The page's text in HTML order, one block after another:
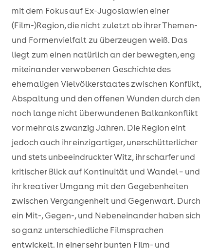
mit dem Fokus auf Ex-Jugoslawien einer
(Film-)Region, die nicht zuletzt ob ihrer Themen-
und Formenvielfalt zu überzeugen weiß. Das
liegt zum einen natürlich an der bewegten, eng
miteinander verwobenen Geschichte des
ehemaligen Vielvölkerstaates zwischen Konflikt,
Abspaltung und den offenen Wunden durch den
noch lange nicht überwundenen Balkankonflikt
vor mehr als zwanzig Jahren. Die Region eint
jedoch auch ihr einzigartiger, unerschütterlicher
und stets unbeeindruckter Witz, ihr scharfer und
kritischer Blick auf Kontinuität und Wandel – und
ihr kreativer Umgang mit den Gegebenheiten
zwischen Vergangenheit und Gegenwart. Durch
ein Mit-, Gegen-, und Nebeneinander haben sich
so ganz unterschiedliche Filmsprachen
entwickelt. In einer sehr bunten Film- und